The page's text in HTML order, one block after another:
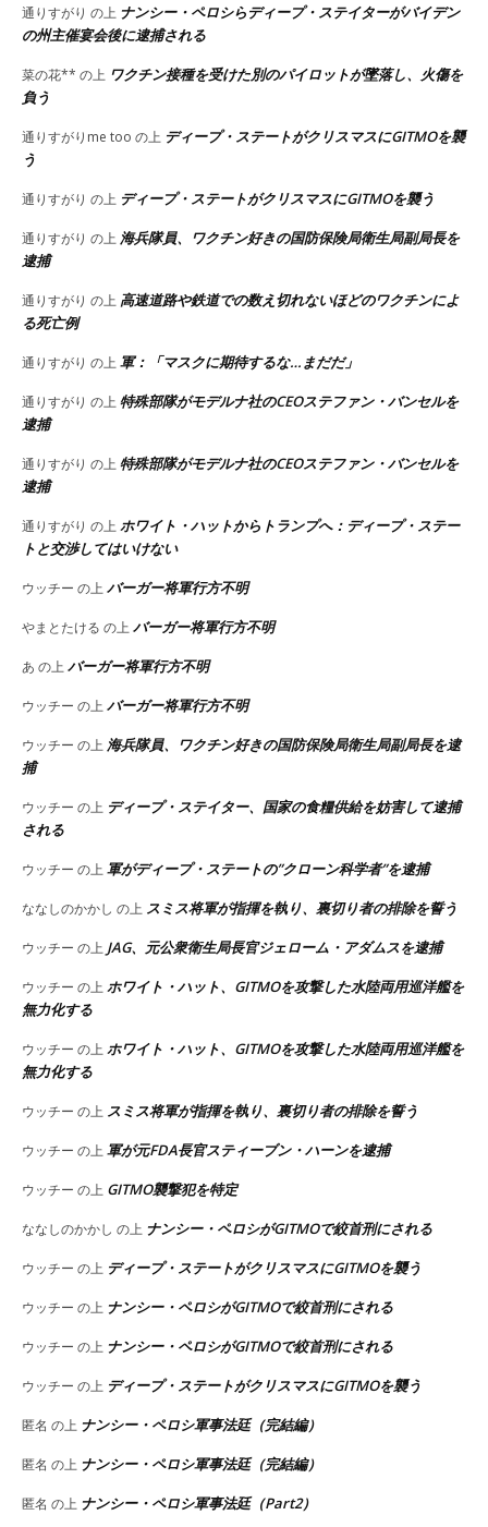
通りすがり の上 ナンシー・ペロシらディープ・ステイターがバイデン
の州主催宴会後に逮捕される
菜の花** の上 ワクチン接種を受けた別のパイロットが墜落し、火傷を
負う
通りすがりme too の上 ディープ・ステートがクリスマスにGITMOを襲
う
通りすがり の上 ディープ・ステートがクリスマスにGITMOを襲う
通りすがり の上 海兵隊員、ワクチン好きの国防保険局衛生局副局長を
逮捕
通りすがり の上 高速道路や鉄道での数え切れないほどのワクチンによ
る死亡例
通りすがり の上 軍：「マスクに期待するな…まだだ」
通りすがり の上 特殊部隊がモデルナ社のCEOステファン・バンセルを
逮捕
通りすがり の上 特殊部隊がモデルナ社のCEOステファン・バンセルを
逮捕
通りすがり の上 ホワイト・ハットからトランプへ：ディープ・ステー
トと交渉してはいけない
ウッチー の上 バーガー将軍行方不明
やまとたける の上 バーガー将軍行方不明
あ の上 バーガー将軍行方不明
ウッチー の上 バーガー将軍行方不明
ウッチー の上 海兵隊員、ワクチン好きの国防保険局衛生局副局長を逮
捕
ウッチー の上 ディープ・ステイター、国家の食糧供給を妨害して逮捕
される
ウッチー の上 軍がディープ・ステートの”クローン科学者”を逮捕
ななしのかかし の上 スミス将軍が指揮を執り、裏切り者の排除を誓う
ウッチー の上 JAG、元公衆衛生局長官ジェローム・アダムスを逮捕
ウッチー の上 ホワイト・ハット、GITMOを攻撃した水陸両用巡洋艦を
無力化する
ウッチー の上 ホワイト・ハット、GITMOを攻撃した水陸両用巡洋艦を
無力化する
ウッチー の上 スミス将軍が指揮を執り、裏切り者の排除を誓う
ウッチー の上 軍が元FDA長官スティーブン・ハーンを逮捕
ウッチー の上 GITMO襲撃犯を特定
ななしのかかし の上 ナンシー・ペロシがGITMOで絞首刑にされる
ウッチー の上 ディープ・ステートがクリスマスにGITMOを襲う
ウッチー の上 ナンシー・ペロシがGITMOで絞首刑にされる
ウッチー の上 ナンシー・ペロシがGITMOで絞首刑にされる
ウッチー の上 ディープ・ステートがクリスマスにGITMOを襲う
匿名 の上 ナンシー・ペロシ軍事法廷（完結編）
匿名 の上 ナンシー・ペロシ軍事法廷（完結編）
匿名 の上 ナンシー・ペロシ軍事法廷（Part2）